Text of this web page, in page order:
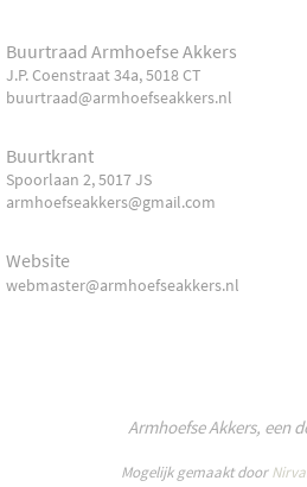
Buurtraad Armhoefse Akkers
J.P. Coenstraat 34a, 5018 CT
buurtraad@armhoefseakkers.nl
Buurtkrant
Spoorlaan 2, 5017 JS
armhoefseakkers@gmail.com
Website
webmaster@armhoefseakkers.nl
Armhoefse Akkers, een
Mogelijk gemaakt door